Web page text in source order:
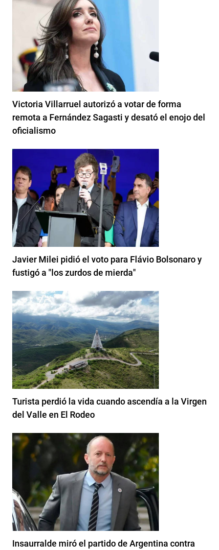
Victoria Villarruel autorizó a votar de forma
remota a Fernández Sagasti y desató el enojo del
oficialismo
Javier Milei pidió el voto para Flávio Bolsonaro y
fustigó a "los zurdos de mierda"
Turista perdió la vida cuando ascendía a la Virgen
del Valle en El Rodeo
Insaurralde miró el partido de Argentina contra